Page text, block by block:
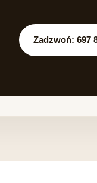
Zadzwoń: 697